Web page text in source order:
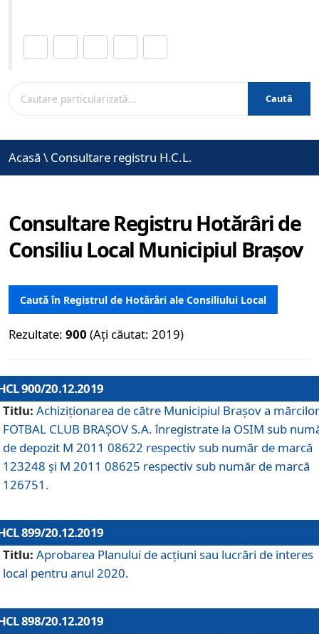
Caută
Acasă \ Consultare registru H.C.L.
Consultare Registru Hotărâri de
Consiliu Local Municipiul Brașov
Caută în Registrul de Hotărâri ale Consiliului Local
Rezultate: 900 (Ați căutat: 2019)
900/20.12.2019
Titlu: Achiziționarea de către Municipiul Brașov a mărcilor
FOTBAL CLUB BRAȘOV S.A. înregistrate la OSIM sub
de depozit M 2011 08622 respectiv sub număr de marcă
123248 și M 2011 08625 respectiv sub număr de marcă
126751.
899/20.12.2019
Titlu: Aprobarea Planului de acţiuni sau lucrări de interes
local pentru anul 2020.
898/20.12.2019